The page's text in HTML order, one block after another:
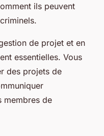
ils peuvent
de projet et en
essentielles. Vous
des projets de
membres de